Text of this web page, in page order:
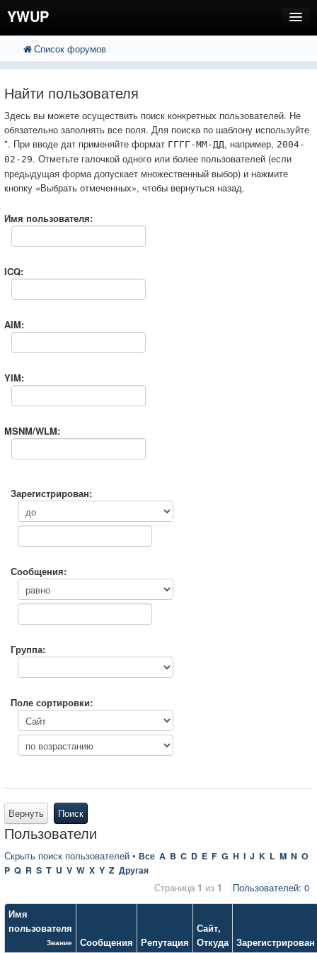
YWUP
FAQ
Вход
Список форумов
Найти пользователя
Здесь вы можете осуществить поиск конкретных пользователей. Не
обязательно заполнять все поля. Для поиска по шаблону используйте
*. При вводе дат применяйте формат ГГГГ-ММ-ДД, например, 2004-
02-29. Отметьте галочкой одного или более пользователей (если
предыдущая форма допускает множественный выбор) и нажмите
кнопку «Выбрать отмеченных», чтобы вернуться назад.
Имя пользователя:
ICQ:
AIM:
YIM:
MSNM/WLM:
Зарегистрирован:
Сообщения:
Группа:
Поле сортировки:
Вернуть Поиск
Пользователи
Скрыть поиск пользователей • Все A B C D E F G H I J K L M N O
P Q R S T U V W X Y Z Другая
Пользователей: 0
Страница 1 из 1
Имя
пользователя
Звание Сообщения Репутация
Сайт,
Откуда Зарегистрирован